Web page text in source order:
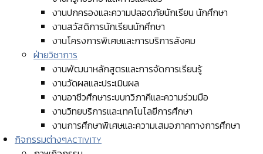
งานปกครองและความปลอดภัยนักเรียน นักศึกษา
งานสวัสดิการนักเรียนนักศึกษา
งานโครงการพิเศษและการบริการสังคม
ฝ่ายวิชาการ
งานพัฒนาหลักสูตรและการจัดการเรียนรู้
งานวัดผลและประเมินผล
งานอาชีวศึกษาระบบทวิภาคีและความร่วมมือ
งานวิทยบริการและเทคโนโลยีการศึกษา
งานการศึกษาพิเศษและความเสมอภาคทางการศึกษา
กิจกรรมต่างๆACTIVITY